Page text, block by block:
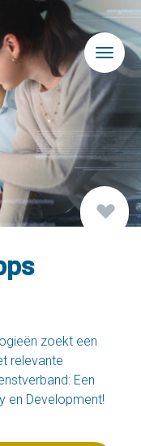
zoekt een
relevante
Een
en Development!